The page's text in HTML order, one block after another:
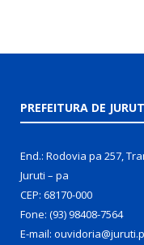
PREFEITURA DE
End.: Rodovia pa 257,
Juruti – pa
CEP: 68170-000
Fone: (93) 98408-7564
E-mail: